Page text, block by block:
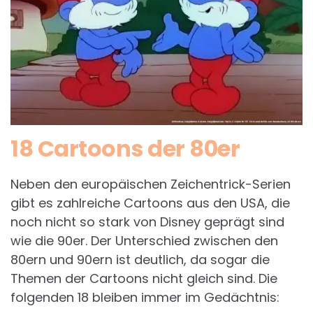
18 Cartoons der 80er
Neben den europäischen Zeichentrick-Serien
gibt es zahlreiche Cartoons aus den USA, die
noch nicht so stark von Disney geprägt sind
wie die 90er. Der Unterschied zwischen den
80ern und 90ern ist deutlich, da sogar die
Themen der Cartoons nicht gleich sind. Die
folgenden 18 bleiben immer im Gedächtnis: